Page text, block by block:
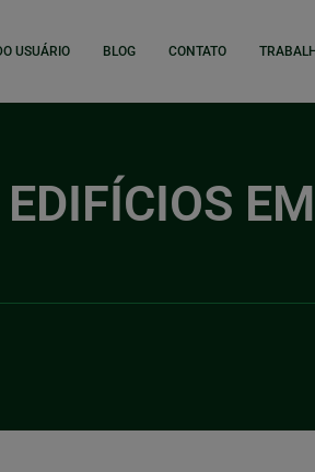
USUÁRIO BLOG CONTATO